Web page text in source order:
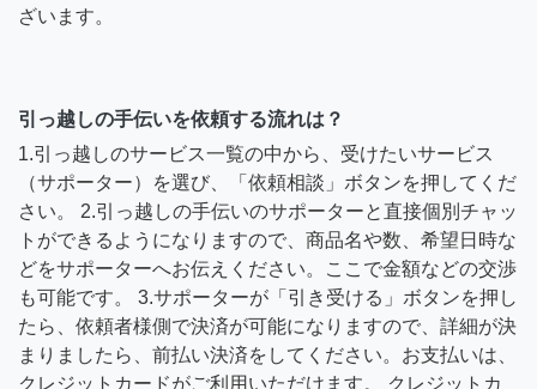
ざいます。
引っ越しの手伝いを依頼する流れは？
1.引っ越しのサービス一覧の中から、受けたいサービス
（サポーター）を選び、「依頼相談」ボタンを押してくだ
さい。 2.引っ越しの手伝いのサポーターと直接個別チャッ
トができるようになりますので、商品名や数、希望日時な
どをサポーターへお伝えください。ここで金額などの交渉
も可能です。 3.サポーターが「引き受ける」ボタンを押し
たら、依頼者様側で決済が可能になりますので、詳細が決
まりましたら、前払い決済をしてください。お支払いは、
クレジットカードがご利用いただけます。 クレジットカ